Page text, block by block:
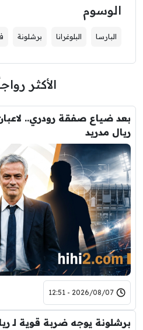
الوسوم
البارسا البلوغرانا برشلونة
الأكثر
بعد ضياع صفقة رودري..
ريال مدريد
2026/08/07 - 12:51
برشلونة يوجه ضربة قوية لـ